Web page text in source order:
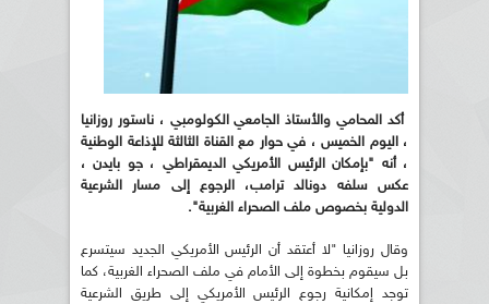
أكد المحامي والأستاذ الجامعي الكولومبي ، ناستور روزانيا
، اليوم الخميس ، في حوار مع القناة الثالثة للإذاعة الوطنية
، أنه "بإمكان الرئيس الأمريكي الديمقراطي ، جو بايدن ،
عكس سلفه دونالد ترامب، الرجوع إلى مسار الشرعية
الدولية بخصوص ملف الصحراء الغربية".
وقال روزانيا "لا أعتقد أن الرئيس الأمريكي الجديد سيتسرع
بل سيقوم بخطوة إلى الأمام في ملف الصحراء الغربية، كما
توجد إمكانية رجوع الرئيس الأمريكي إلى طريق الشرعية